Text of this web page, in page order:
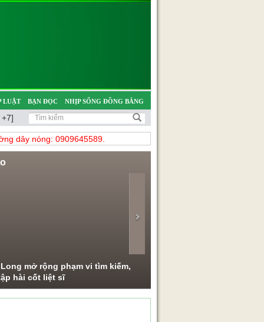
LUẬT BẠN ĐỌC NHỊP SỐNG ĐỒNG BẰNG
dây nóng: 0909645589.
mở rộng phạm vi tìm kiếm,
hài cốt liệt sĩ